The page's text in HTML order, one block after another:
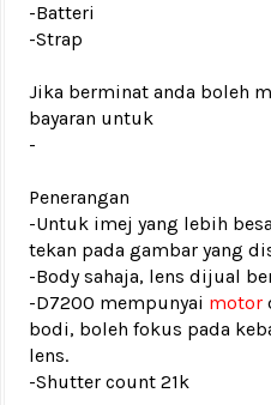
-Batteri
-Strap
Jika berminat anda boleh
bayaran untuk
-
Penerangan
-Untuk imej yang lebih
tekan pada gambar yang
-Body sahaja, lens dijual
-D7200 mempunyai motor
bodi, boleh fokus pada
lens.
-Shutter count 21k